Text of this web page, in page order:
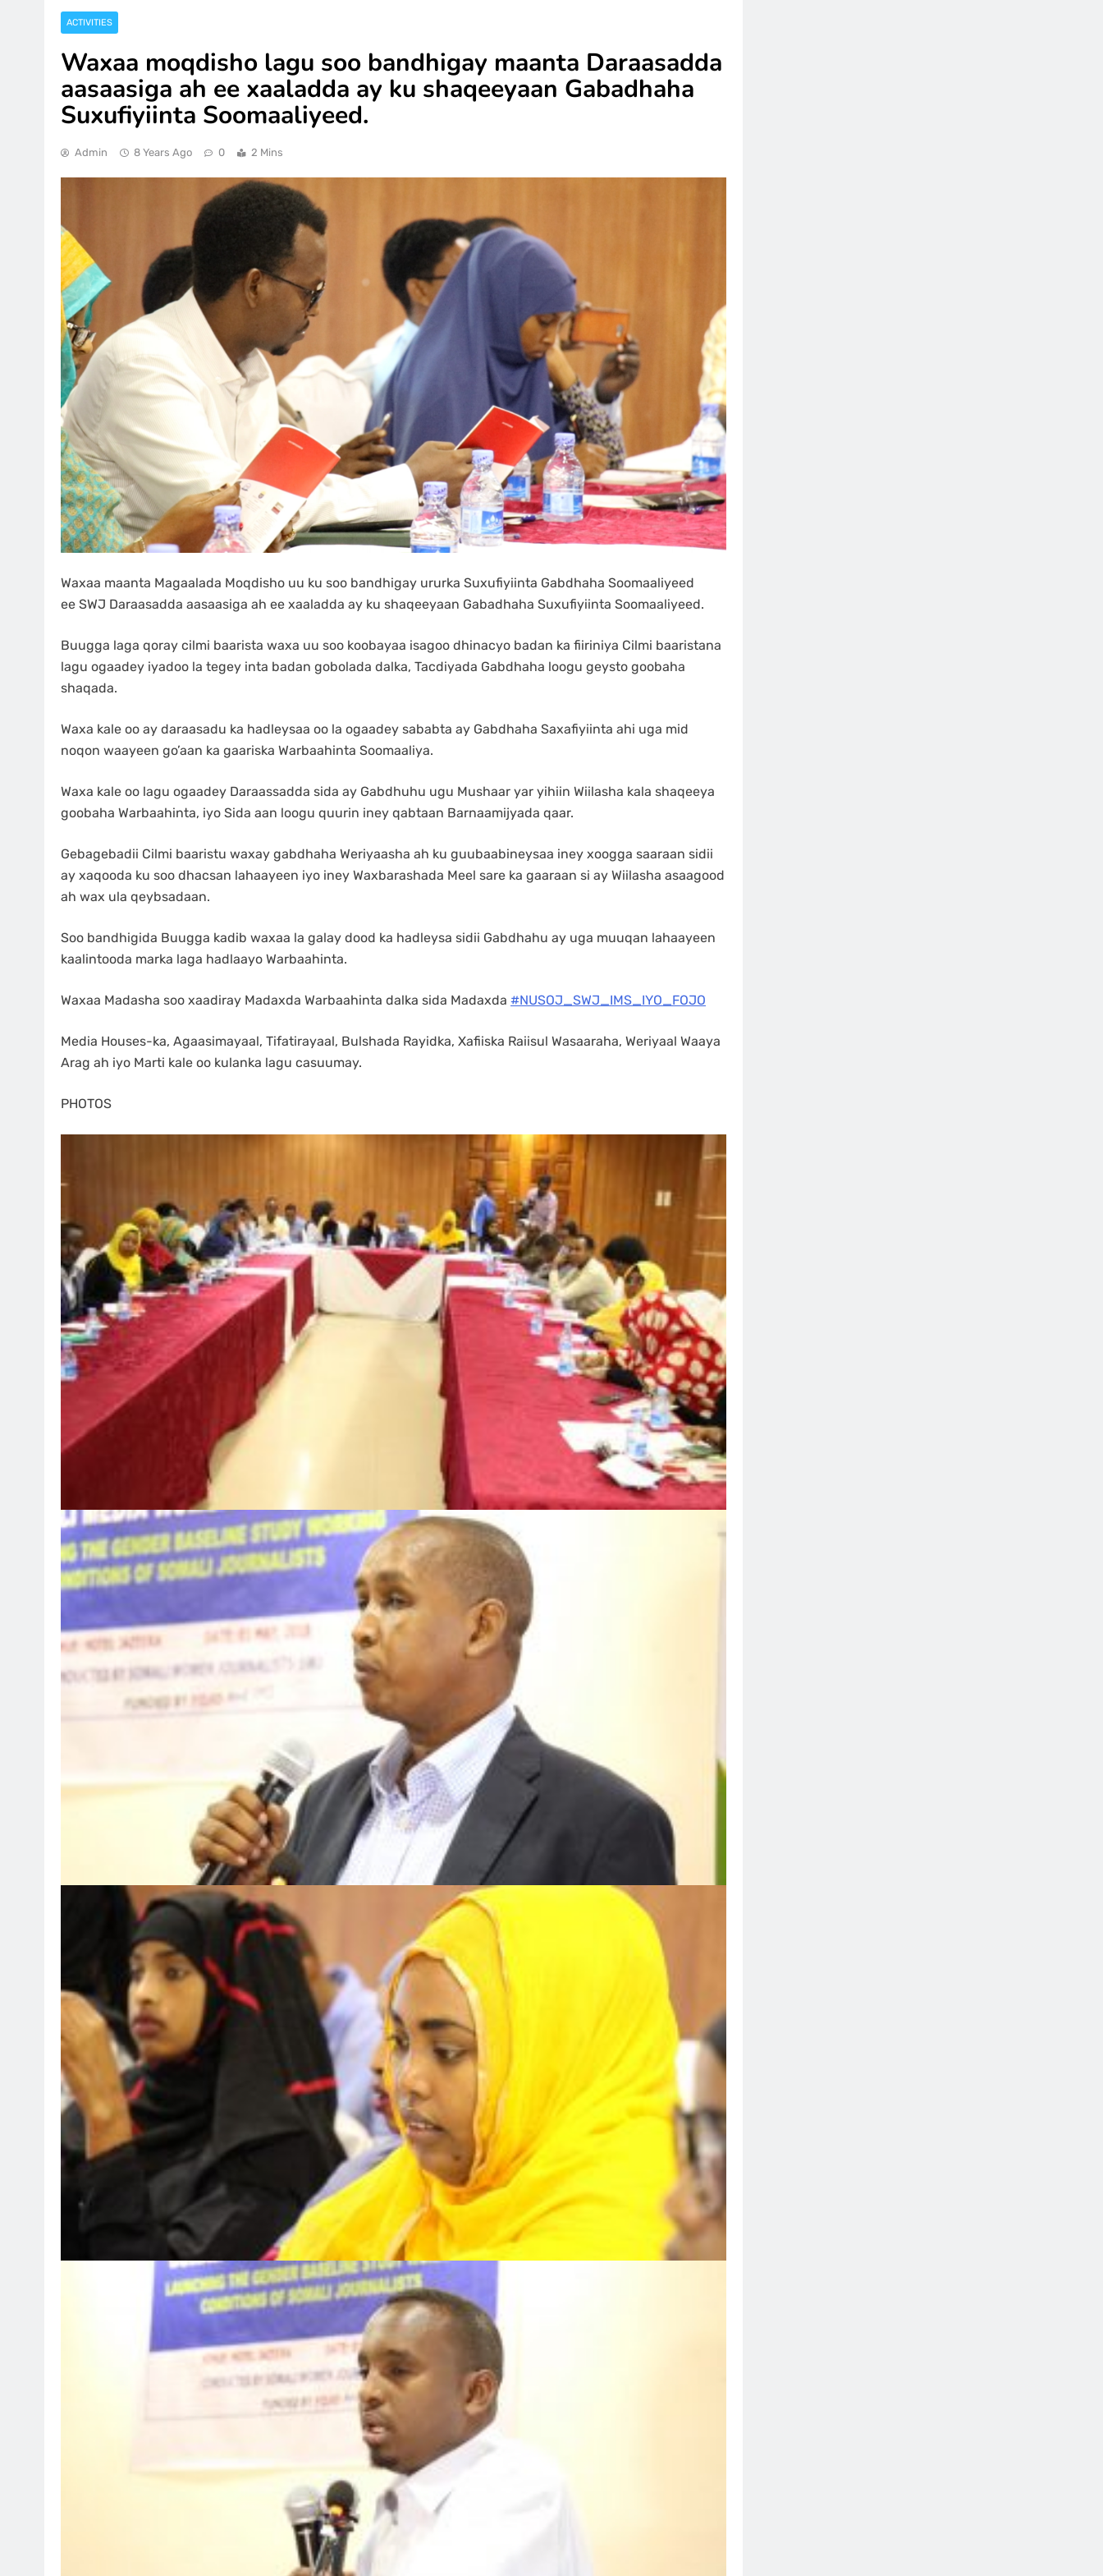
ACTIVITIES
Waxaa moqdisho lagu soo bandhigay maanta Daraasadda
aasaasiga ah ee xaaladda ay ku shaqeeyaan Gabadhaha
Suxufiyiinta Soomaaliyeed.
Admin 8 Years Ago 0 2 Mins
Waxaa maanta Magaalada Moqdisho uu ku soo bandhigay ururka Suxufiyiinta Gabdhaha Soomaaliyeed
ee SWJ Daraasadda aasaasiga ah ee xaaladda ay ku shaqeeyaan Gabadhaha Suxufiyiinta Soomaaliyeed.
Buugga laga qoray cilmi baarista waxa uu soo koobayaa isagoo dhinacyo badan ka fiiriniya Cilmi baaristana
lagu ogaadey iyadoo la tegey inta badan gobolada dalka, Tacdiyada Gabdhaha loogu geysto goobaha
shaqada.
Waxa kale oo ay daraasadu ka hadleysaa oo la ogaadey sababta ay Gabdhaha Saxafiyiinta ahi uga mid
noqon waayeen go’aan ka gaariska Warbaahinta Soomaaliya.
Waxa kale oo lagu ogaadey Daraassadda sida ay Gabdhuhu ugu Mushaar yar yihiin Wiilasha kala shaqeeya
goobaha Warbaahinta, iyo Sida aan loogu quurin iney qabtaan Barnaamijyada qaar.
Gebagebadii Cilmi baaristu waxay gabdhaha Weriyaasha ah ku guubaabineysaa iney xoogga saaraan sidii
ay xaqooda ku soo dhacsan lahaayeen iyo iney Waxbarashada Meel sare ka gaaraan si ay Wiilasha asaagood
ah wax ula qeybsadaan.
Soo bandhigida Buugga kadib waxaa la galay dood ka hadleysa sidii Gabdhahu ay uga muuqan lahaayeen
kaalintooda marka laga hadlaayo Warbaahinta.
Waxaa Madasha soo xaadiray Madaxda Warbaahinta dalka sida Madaxda #NUSOJ_SWJ_IMS_IYO_FOJO
Media Houses-ka, Agaasimayaal, Tifatirayaal, Bulshada Rayidka, Xafiiska Raiisul Wasaaraha, Weriyaal Waaya
Arag ah iyo Marti kale oo kulanka lagu casuumay.
PHOTOS